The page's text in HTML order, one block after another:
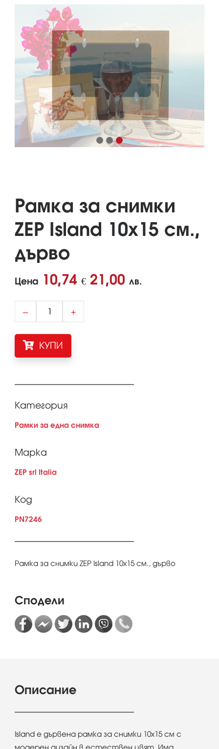
Рамка за снимки
ZEP Island 10x15 см.,
дърво
Цена 10,74 € 21,00 лв.
– +
КУПИ
Категория
Рамки за една снимка
Марка
ZEP srl Italia
Код
PN7246
Рамка за снимки ZEP Island 10x15 см., дърво
Сподели
Описание
Island e дървена рамка за снимки 10х15 см с
модерен дизайн в естествен цвят. Има